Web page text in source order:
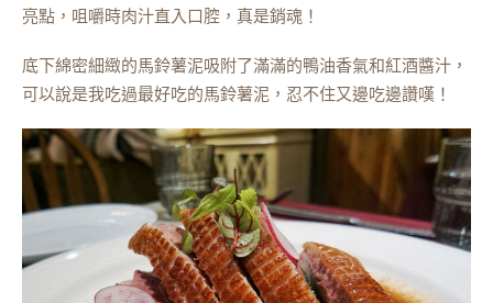
亮點，咀嚼時肉汁直入口腔，真是銷魂！
底下綿密細緻的馬鈴薯泥吸附了滿滿的鴨油香氣和紅酒醬汁，
可以說是我吃過最好吃的馬鈴薯泥，忍不住又邊吃邊讚嘆！